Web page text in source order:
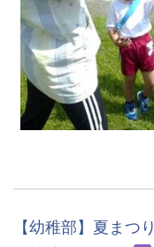
【幼稚部】夏まつり